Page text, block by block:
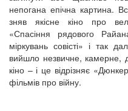
непогана епічна картина.
зняв якісне кіно про
«Спасіння рядового
міркувань совісті» і так
вийшло незвичне, камерне,
кіно – і це відрізняє
фільмів про війну.